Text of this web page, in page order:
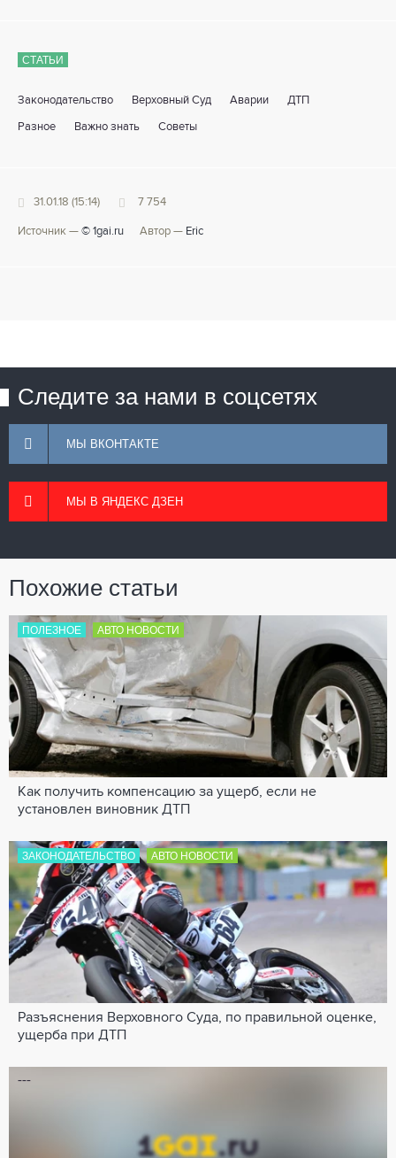
СТАТЬИ
Законодательство Верховный Суд Аварии ДТП
Разное Важно знать Советы
31.01.18 (15:14) 7 754
Источник — © 1gai.ru Автор — Eric
Следите за нами в соцсетях
МЫ ВКОНТАКТЕ
МЫ В ЯНДЕКС ДЗЕН
Похожие статьи
ПОЛЕЗНОЕ АВТО НОВОСТИ
Как получить компенсацию за ущерб, если не
установлен виновник ДТП
ЗАКОНОДАТЕЛЬСТВО АВТО НОВОСТИ
Разъяснения Верховного Суда, по правильной оценке,
ущерба при ДТП
---